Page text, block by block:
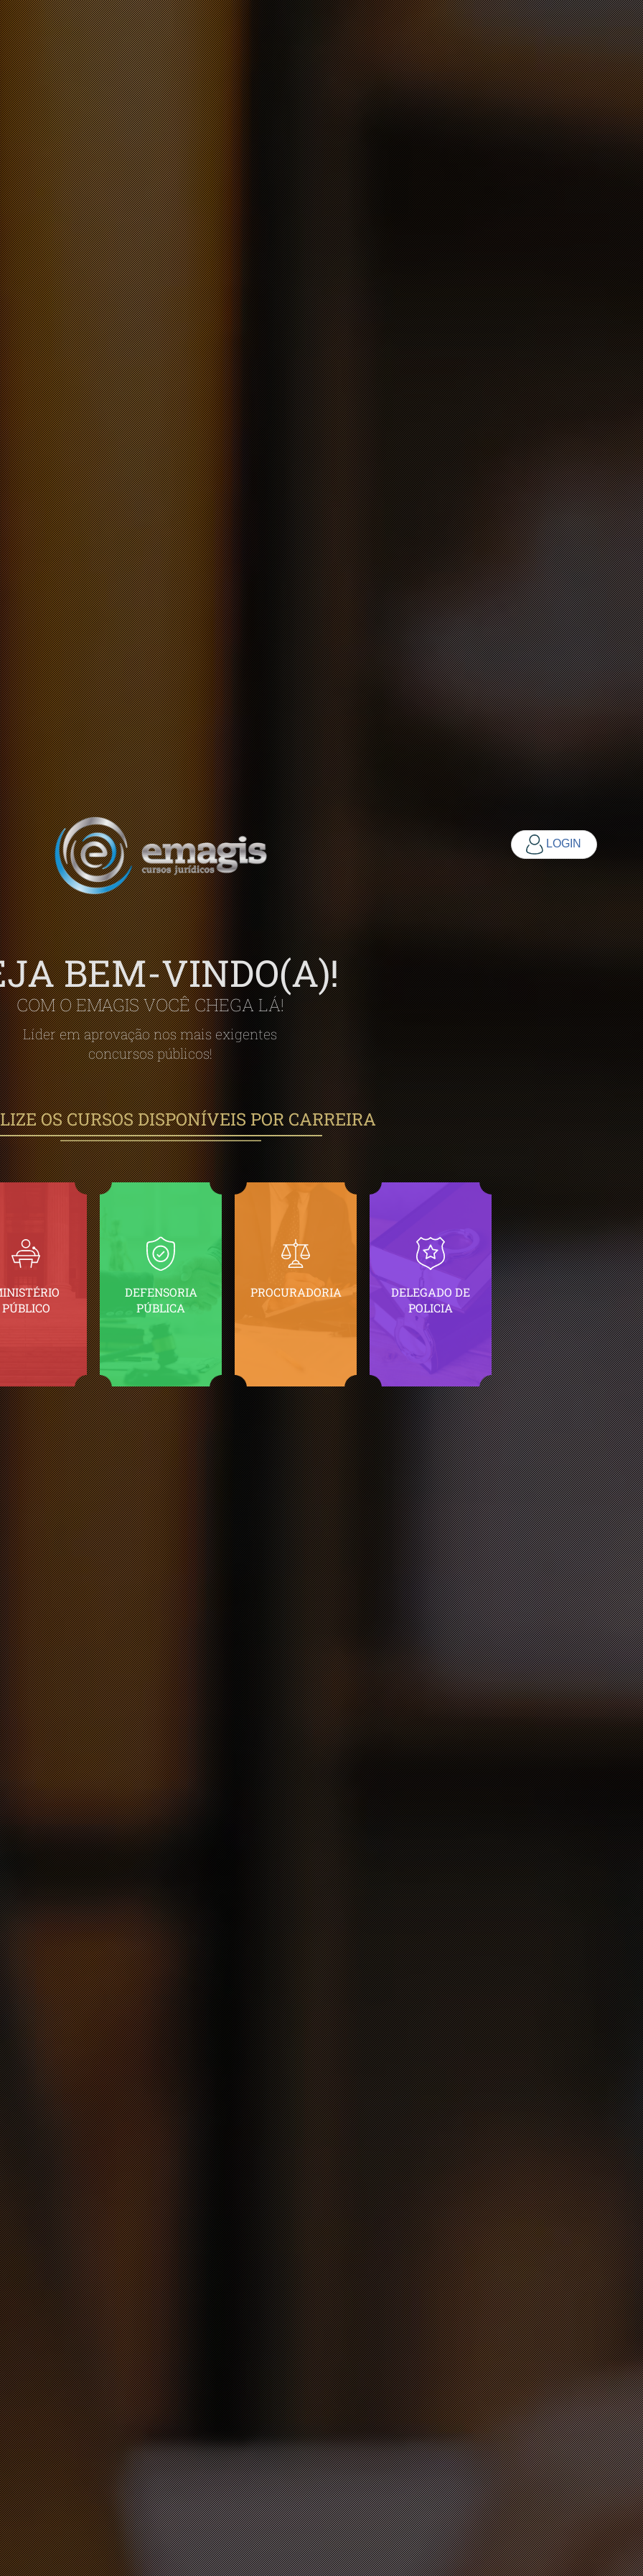
LOGIN
BEM-VINDO(A)!
COM O EMAGIS VOCÊ CHEGA LÁ!
Líder em aprovação nos mais exigentes
concursos públicos!
OS CURSOS DISPONÍVEIS POR CARREIRA
PÚBLICO
DEFENSORIA
PÚBLICA
PROCURADORIA
DELEGADO DE
POLICIA